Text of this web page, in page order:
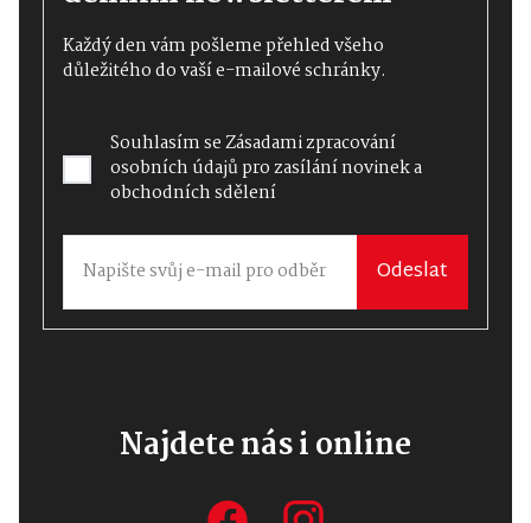
Každý den vám pošleme přehled všeho
důležitého do vaší e-mailové schránky.
Souhlasím seZásadami zpracování
osobních údajůpro zasílání novinek a
obchodních sdělení
Odeslat
Najdete nás i online